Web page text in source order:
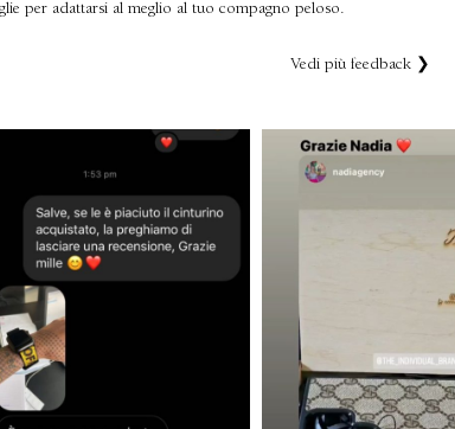
per adattarsi al meglio al tuo compagno peloso.
Vedi più feedback ❯